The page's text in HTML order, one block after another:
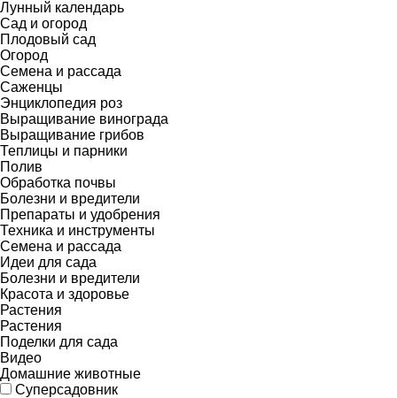
Лунный календарь
Сад и огород
Плодовый сад
Огород
Семена и рассада
Саженцы
Энциклопедия роз
Выращивание винограда
Выращивание грибов
Теплицы и парники
Полив
Обработка почвы
Болезни и вредители
Препараты и удобрения
Техника и инструменты
Семена и рассада
Идеи для сада
Болезни и вредители
Красота и здоровье
Растения
Растения
Поделки для сада
Видео
Домашние животные
Суперсадовник